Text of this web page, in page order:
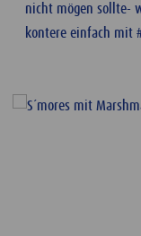
nicht mögen sollte-
kontere einfach mit